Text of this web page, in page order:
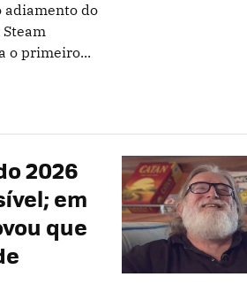
adiamento do
o primeiro...
2026
em
que